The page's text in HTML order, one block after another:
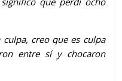
creo que es culpa
entre sí y chocaron